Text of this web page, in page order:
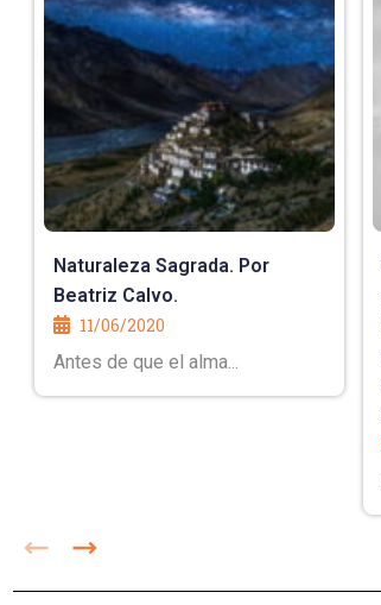
Naturaleza Sagrada. Por
Beatriz Calvo.
11/06/2020
Antes de que el alma...